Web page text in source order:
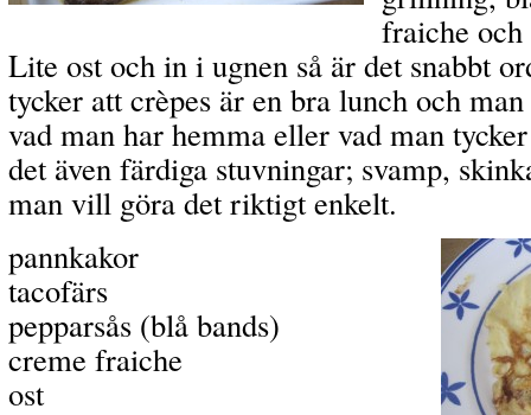
fraiche
Lite ost och in i ugnen så är det snabbt
tycker att crèpes är en bra lunch och
vad man har hemma eller vad man
det även färdiga stuvningar; svamp,
man vill göra det riktigt enkelt.
pannkakor
tacofärs
pepparsås (blå bands)
creme fraiche
ost